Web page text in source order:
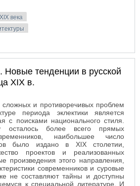
века
Новые тенденции в русской
XIX в.
и противоречивых проблем
периода эклектики является
с поисками национального стиля.
осталось более всего прямых
наибольшее число
было издано в XIX столетии,
проектов и реализованных
произведения этого направления,
современников и суровые
не составляют тайны и доступны
к специальной литературе. И